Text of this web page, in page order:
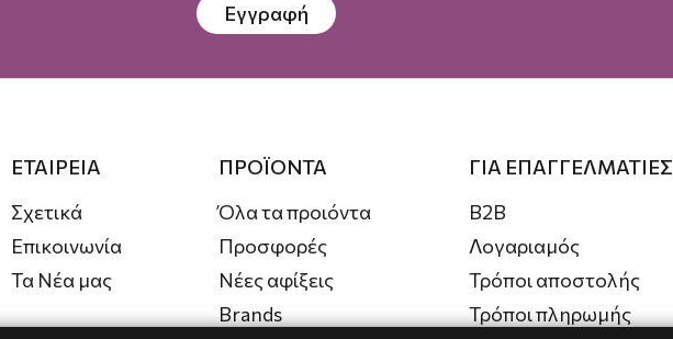
Εγγραφή
ΕΤΑΙΡΕΙΑ
Σχετικά
Επικοινωνία
Τα Νέα μας
ΠΡΟΪΟΝΤΑ
Όλα τα προιόντα
Προσφορές
Νέες αφίξεις
Brands
ΓΙΑ ΕΠΑΓΓΕΛΜΑΤΙΕΣ
B2B
Λογαριαμός
Τρόποι αποστολής
Τρόποι πληρωμής